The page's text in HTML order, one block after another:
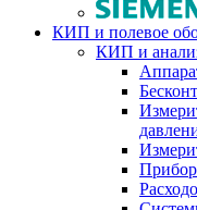
КИП и полевое
КИП и